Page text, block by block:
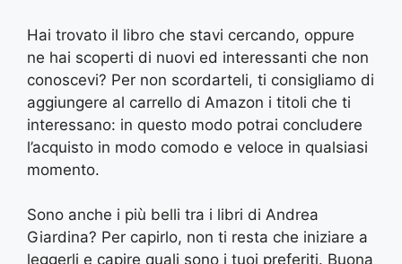
Hai trovato il libro che stavi cercando, oppure
ne hai scoperti di nuovi ed interessanti che non
conoscevi? Per non scordarteli, ti consigliamo di
aggiungere al carrello di Amazon i titoli che ti
interessano: in questo modo potrai concludere
l’acquisto in modo comodo e veloce in qualsiasi
momento.
Sono anche i più belli tra i libri di Andrea
Giardina? Per capirlo, non ti resta che iniziare a
leggerli e capire quali sono i tuoi preferiti. Buona